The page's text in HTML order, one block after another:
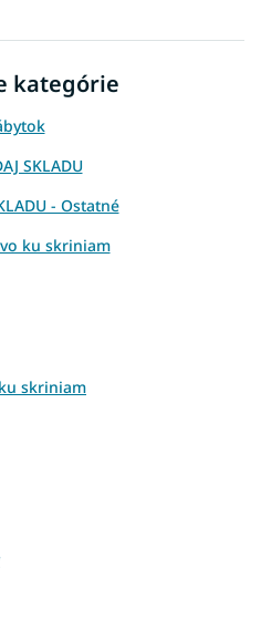
kategórie
SKLADU
- Ostatné
ku skriniam
skriniam